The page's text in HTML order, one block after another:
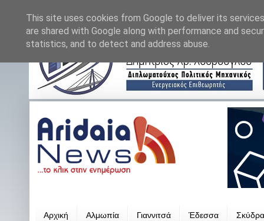
Αρχική Αλμωπία Γιαννιτσά Έδεσσα Σκύδρα
This site uses cookies from Google to deliver its
are shared with Google along with performance and
statistics, and to detect and address abuse.